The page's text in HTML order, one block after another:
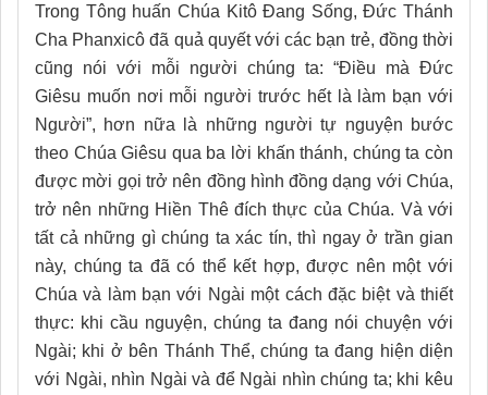
Trong Tông huấn Chúa Kitô Đang Sống, Đức Thánh
Cha Phanxicô đã quả quyết với các bạn trẻ, đồng thời
cũng nói với mỗi người chúng ta: “Điều mà Đức
Giêsu muốn nơi mỗi người trước hết là làm bạn với
Người”, hơn nữa là những người tự nguyện bước
theo Chúa Giêsu qua ba lời khấn thánh, chúng ta còn
được mời gọi trở nên đồng hình đồng dạng với Chúa,
trở nên những Hiền Thê đích thực của Chúa. Và với
tất cả những gì chúng ta xác tín, thì ngay ở trần gian
này, chúng ta đã có thể kết hợp, được nên một với
Chúa và làm bạn với Ngài một cách đặc biệt và thiết
thực: khi cầu nguyện, chúng ta đang nói chuyện với
Ngài; khi ở bên Thánh Thể, chúng ta đang hiện diện
với Ngài, nhìn Ngài và để Ngài nhìn chúng ta; khi kêu